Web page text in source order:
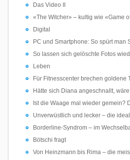
Das Video II
«The Witcher» – kultig wie «Game
Digital
PC und Smartphone: So spürt man
So lassen sich gelöschte Fotos
Leben
Für Fitnesscenter brechen goldene
Hätte sich Diana angeschnallt,
Ist die Waage mal wieder gemein?
Unverwüstlich und lecker – die
Borderline-Syndrom – im
Bötschi fragt
Von Heinzmann bis Rima – die